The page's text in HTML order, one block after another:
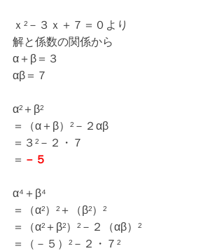
ｘ²－３ｘ＋７＝０より
解と係数の関係から
α＋β＝３
αβ＝７
α²＋β²
＝（α＋β）²－２αβ
＝３²－２・７
＝ －５
α⁴＋β⁴
＝（α²）²＋（β²）²
＝（α²＋β²）²－２（αβ）²
＝（－５）²－２・７²